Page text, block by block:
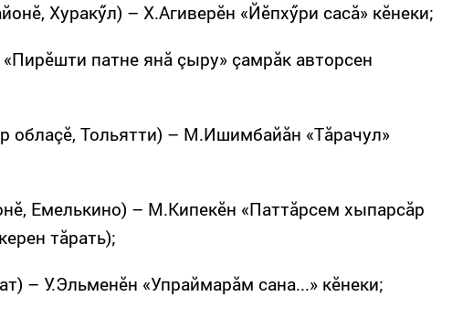
Хуракӳл) – Х.Агиверӗн «Йӗпхӳри сасă» кӗнеки;
патне янă çыру» çамрăк авторсен
облаçӗ, Тольятти) – М.Ишимбайăн «Тăрачул»
Емелькино) – М.Кипекӗн «Паттăрсем хыпарсăр
тăрать);
– У.Эльменӗн «Упраймарăм сана...» кӗнеки;